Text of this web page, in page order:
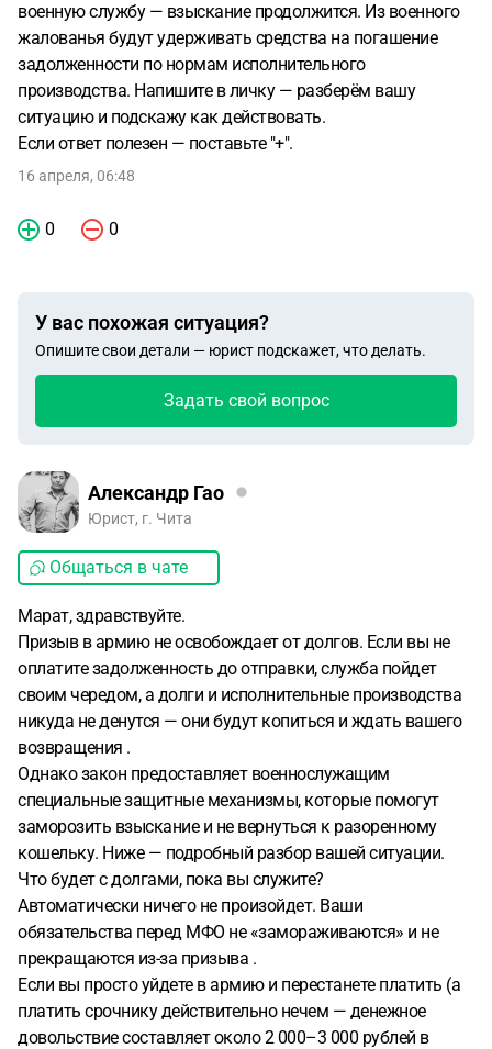
военную службу — взыскание продолжится. Из военного
жалованья будут удерживать средства на погашение
задолженности по нормам исполнительного
производства. Напишите в личку — разберём вашу
ситуацию и подскажу как действовать.
Если ответ полезен — поставьте "+".
16 апреля, 06:48
0 0
У вас похожая ситуация?
Опишите свои детали — юрист подскажет, что делать.
Задать свой вопрос
Александр Гао
Юрист, г. Чита
Общаться в чате
Марат, здравствуйте.
Призыв в армию не освобождает от долгов. Если вы не
оплатите задолженность до отправки, служба пойдет
своим чередом, а долги и исполнительные производства
никуда не денутся — они будут копиться и ждать вашего
возвращения .
Однако закон предоставляет военнослужащим
специальные защитные механизмы, которые помогут
заморозить взыскание и не вернуться к разоренному
кошельку. Ниже — подробный разбор вашей ситуации.
Что будет с долгами, пока вы служите?
Автоматически ничего не произойдет. Ваши
обязательства перед МФО не «замораживаются» и не
прекращаются из-за призыва .
Если вы просто уйдете в армию и перестанете платить (а
платить срочнику действительно нечем — денежное
довольствие составляет около 2 000–3 000 рублей в